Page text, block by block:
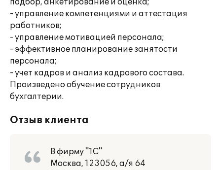
подбор, анкетирование и оценка;
- управление компетенциями и аттестация
работников;
- управление мотивацией персонала;
- эффективное планирование занятости
персонала;
- учет кадров и анализ кадрового состава.
Произведено обучение сотрудников
бухгалтерии.
Отзыв клиента
В фирму "1С"
Москва, 123056, а/я 64